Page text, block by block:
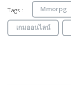
Tags : Mmorpg
เกมออนไลน์